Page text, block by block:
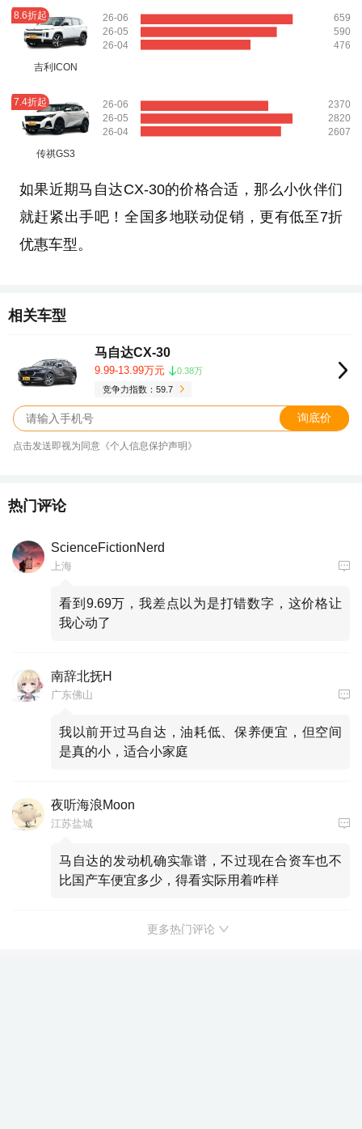
8.6折起
吉利ICON
26-06
26-05
26-04
659
590
476
7.4折起
传祺GS3
26-06
26-05
26-04
2370
2820
2607
如果近期马自达CX-30的价格合适，那么小伙伴们
就赶紧出手吧！全国多地联动促销，更有低至7折
优惠车型。
相关车型
马自达CX-30
9.99-13.99万元
0.38万
竞争力指数：59.7
询底价
点击发送即视为同意《个人信息保护声明》
热门评论
ScienceFictionNerd
上海
看到9.69万，我差点以为是打错数字，这价格让
我心动了
南辞北抚H
广东佛山
我以前开过马自达，油耗低、保养便宜，但空间
是真的小，适合小家庭
夜听海浪Moon
江苏盐城
马自达的发动机确实靠谱，不过现在合资车也不
比国产车便宜多少，得看实际用着咋样
更多热门评论